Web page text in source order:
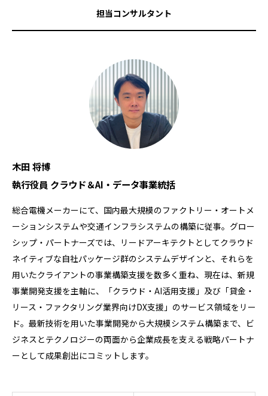
担当コンサルタント
木田 将博
執行役員 クラウド＆AI・データ事業統括
総合電機メーカーにて、国内最大規模のファクトリー・オートメ
ーションシステムや交通インフラシステムの構築に従事。グロー
シップ・パートナーズでは、リードアーキテクトとしてクラウド
ネイティブな自社パッケージ群のシステムデザインと、それらを
用いたクライアントの事業構築支援を数多く重ね、現在は、新規
事業開発支援を主軸に、「クラウド・AI活用支援」及び「貸金・
リース・ファクタリング業界向けDX支援」のサービス領域をリー
ド。最新技術を用いた事業開発から大規模システム構築まで、ビ
ジネスとテクノロジーの両面から企業成長を支える戦略パートナ
ーとして成果創出にコミットします。